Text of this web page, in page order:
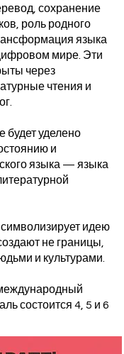
сохранение
роль родного
языка
мире. Эти
через
чтения и
будет уделено
и
языка — языка
идею
не границы,
и культурами.
состоится 4, 5 и 6